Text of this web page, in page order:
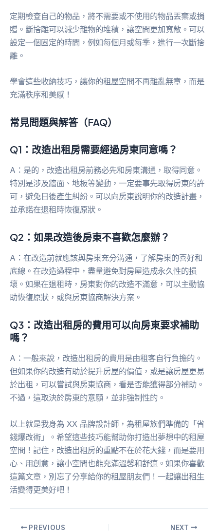
定期檢查自己的物品，將不需要或不使用的物品丟棄或捐
贈。斷捨離可以減少雜物的堆積，讓空間更加寬敞。可以
設定一個固定的時間，例如每個月或每季，進行一次斷捨
離。
學會這些收納技巧，讓你的租屋空間不再雜亂無章，而是
充滿秩序和美感！
常見問題與解答（FAQ）
Q1：改造出租房需要經過房東同意嗎？
A：是的，改造出租房前務必先和房東溝通，取得同意。
特別是涉及牆面、地板等變動，一定要事先取得房東的許
可，避免日後產生糾紛。可以向房東說明你的改造計畫，
並承諾在退租時恢復原狀。
Q2：如果改造後房東不喜歡怎麼辦？
A：在改造前就應該與房東充分溝通，了解房東的喜好和
底線。在改造過程中，盡量避免對房屋造成永久性的損
壞。如果在退租時，房東對你的改造不滿意，可以主動協
助恢復原狀，或與房東協商解決方案。
Q3：改造出租房的費用可以向房東要求補助
嗎？
A：一般來說，改造出租房的費用是由租客自行負擔的。
但如果你的改造有助於提升房屋的價值，或是讓房屋更易
於出租，可以嘗試與房東協商，看是否能獲得部分補助。
不過，這取決於房東的意願，並非強制性的。
以上就是我身為 XX 品牌設計師，為租屋族們準備的「省
錢爆改術」。希望這些技巧能幫助你打造出夢想中的租屋
空間！記住，改造出租房的重點不在於花大錢，而是要用
心、用創意，讓小空間也能充滿溫馨和舒適。如果你喜歡
這篇文章，別忘了分享給你的租屋朋友們！一起讓出租生
活變得更美好吧！
PREVIOUS NEXT